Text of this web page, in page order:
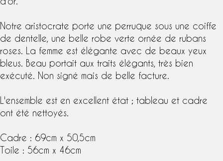
Notre aristocrate porte une perruque sous une coiffe
de dentelle, une belle robe verte ornée de rubans
roses. La femme est élégante avec de beaux yeux
bleus. Beau portait aux traits élégants, très bien
exécuté. Non signé mais de belle facture.
L'ensemble est en excellent état ; tableau et cadre
ont été nettoyés.
Cadre : 69cm x 50,5cm
Toile : 56cm x 46cm